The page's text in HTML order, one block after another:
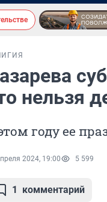
нельзя
году ее
2024, 19:00 5 599
1 комментарий